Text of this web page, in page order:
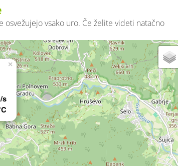
vsako uro. Če želite videti natačno
s
×